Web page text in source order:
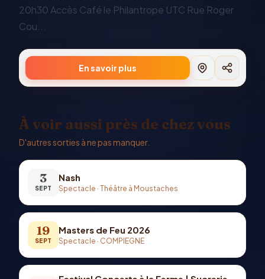
20h30 Accès Café le Philantrope UTC Rue Roger
Cou...
En savoir plus
À voir aussi près de chez vous
D'autres sorties à ne pas manquer.
3
SEPT
Nash
Spectacle · Théâtre à Moustaches
19
SEPT
Masters de Feu 2026
Spectacle · COMPIEGNE